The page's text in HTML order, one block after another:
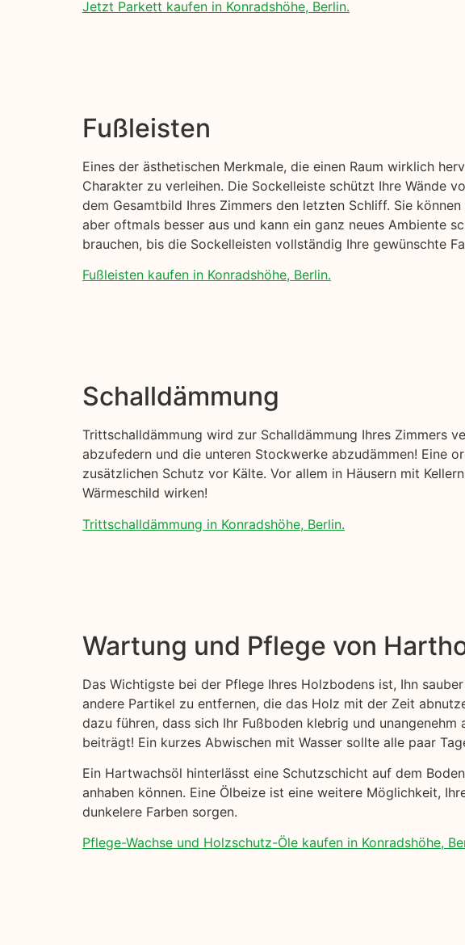
Jetzt Parkett kaufen in Konradshöhe, Berlin.
Fußleisten
Eines der ästhetischen Merkmale, die einen Raum wirklich
Charakter zu verleihen. Die Sockelleiste schützt Ihre Wände
dem Gesamtbild Ihres Zimmers den letzten Schliff. Sie
aber oftmals besser aus und kann ein ganz neues Ambiente
brauchen, bis die Sockelleisten vollständig Ihre gewünschte
Fußleisten kaufen in Konradshöhe, Berlin.
Schalldämmung
Trittschalldämmung wird zur Schalldämmung Ihres Zimmers
abzufedern und die unteren Stockwerke abzudämmen! Eine
zusätzlichen Schutz vor Kälte. Vor allem in Häusern mit
Wärmeschild wirken!
Trittschalldämmung in Konradshöhe, Berlin.
Wartung und Pflege von
Das Wichtigste bei der Pflege Ihres Holzbodens ist, Ihn
andere Partikel zu entfernen, die das Holz mit der Zeit
dazu führen, dass sich Ihr Fußboden klebrig und
beiträgt! Ein kurzes Abwischen mit Wasser sollte alle paar
Ein Hartwachsöl hinterlässt eine Schutzschicht auf dem
anhaben können. Eine Ölbeize ist eine weitere Möglichkeit,
dunkelere Farben sorgen.
Pflege-Wachse und Holzschutz-Öle kaufen in Konradshöhe,